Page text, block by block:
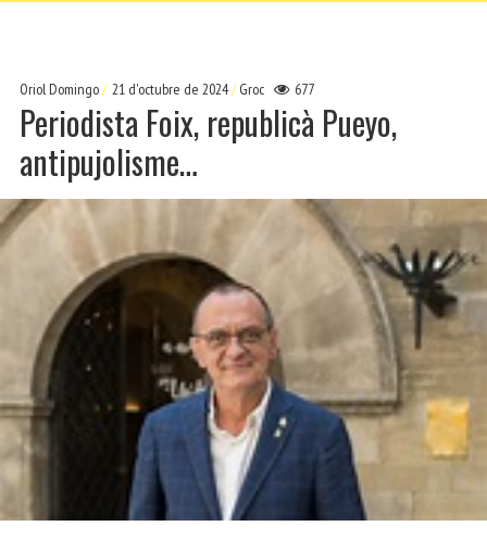
Oriol Domingo 21 d'octubre de 2024 Groc 677
Periodista Foix, republicà Pueyo,
antipujolisme…